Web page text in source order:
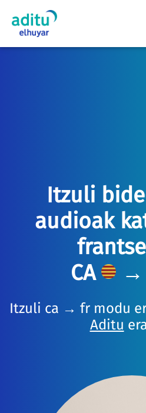
Itzuli
audioak
CA
→
Itzuli ca → fr modu
Aditu